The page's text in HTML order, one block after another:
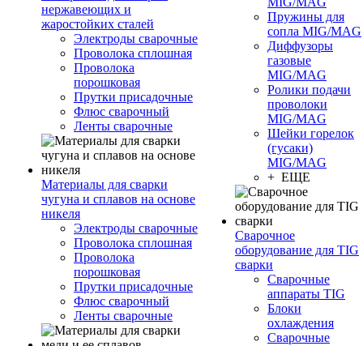
нержавеющих и
жаростойких сталей
Электроды сварочные
Проволока сплошная
Проволока
порошковая
Прутки присадочные
Флюс сварочный
Ленты сварочные
Материалы для сварки
чугуна и сплавов на основе
никеля
Электроды сварочные
Проволока сплошная
Проволока
порошковая
Прутки присадочные
Флюс сварочный
Ленты сварочные
Пружины для
сопла MIG/MAG
Диффузоры
газовые
MIG/MAG
Ролики подачи
проволоки
MIG/MAG
Шейки горелок
(гусаки)
MIG/MAG
+ ЕЩЕ
Сварочное
оборудование для TIG
сварки
Сварочные
аппараты TIG
Блоки
охлаждения
Сварочные